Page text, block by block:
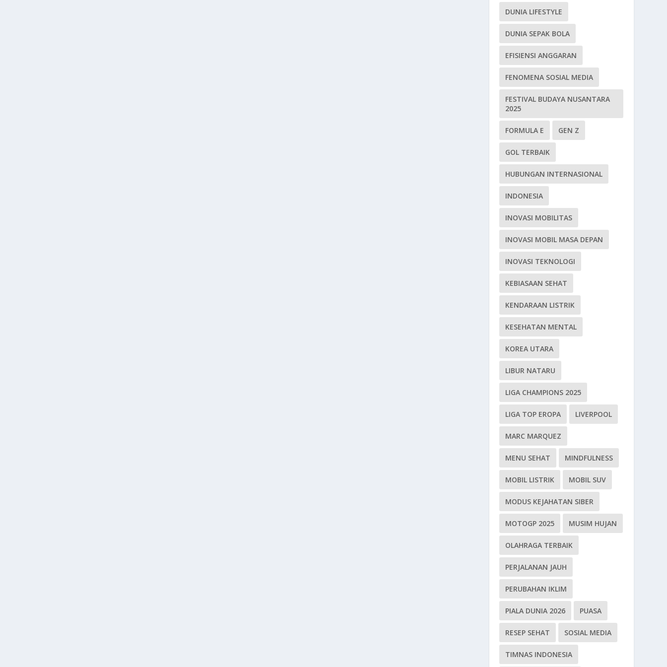
DUNIA LIFESTYLE
DUNIA SEPAK BOLA
EFISIENSI ANGGARAN
FENOMENA SOSIAL MEDIA
FESTIVAL BUDAYA NUSANTARA
2025
FORMULA E GEN Z
GOL TERBAIK
HUBUNGAN INTERNASIONAL
INDONESIA
INOVASI MOBILITAS
INOVASI MOBIL MASA DEPAN
INOVASI TEKNOLOGI
KEBIASAAN SEHAT
KENDARAAN LISTRIK
KESEHATAN MENTAL
KOREA UTARA
LIBUR NATARU
LIGA CHAMPIONS 2025
LIGA TOP EROPA LIVERPOOL
MARC MARQUEZ
MENU SEHAT MINDFULNESS
MOBIL LISTRIK MOBIL SUV
MODUS KEJAHATAN SIBER
MOTOGP 2025 MUSIM HUJAN
OLAHRAGA TERBAIK
PERJALANAN JAUH
PERUBAHAN IKLIM
PIALA DUNIA 2026 PUASA
RESEP SEHAT SOSIAL MEDIA
TIMNAS INDONESIA